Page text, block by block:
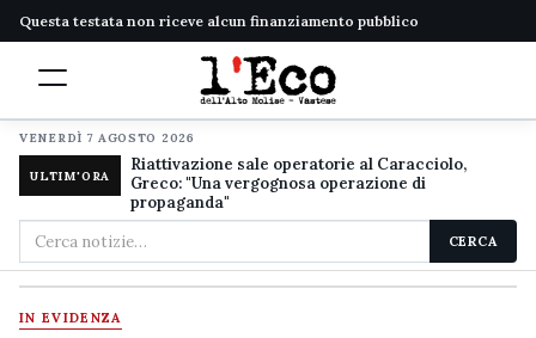
Questa testata non riceve alcun finanziamento pubblico
VENERDÌ 7 AGOSTO 2026
ULTIM'ORA
Riattivazione sale operatorie al Caracciolo,
Greco: "Una vergognosa operazione di
propaganda"
Cerca
nel
sito
CERCA
IN EVIDENZA